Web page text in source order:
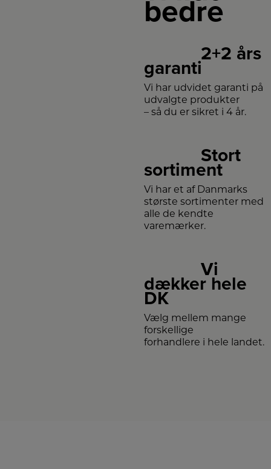
bedre
2+2 års
garanti
Vi har udvidet garanti på
udvalgte produkter
– så du er sikret i 4 år.
Stort
sortiment
Vi har et af Danmarks
største sortimenter med
alle de kendte
varemærker.
Vi
dækker hele
DK
Vælg mellem mange
forskellige
forhandlere i hele landet.